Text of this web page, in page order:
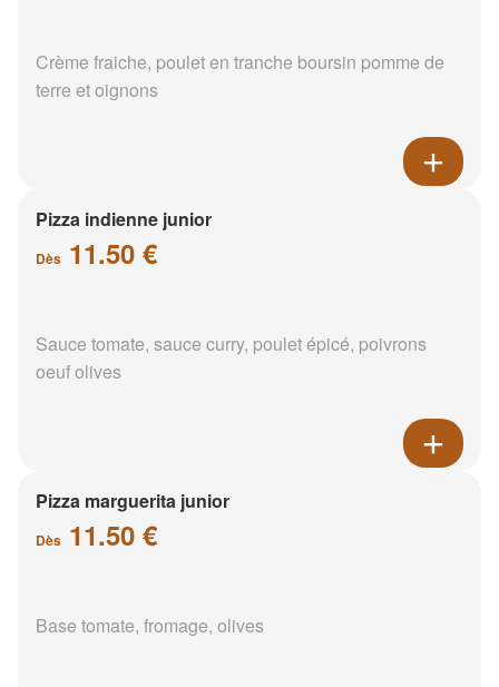
Crème fraiche, poulet en tranche boursin pomme de
terre et oignons
Pizza indienne junior
Dès 11.50 €
Sauce tomate, sauce curry, poulet épicé, poivrons
oeuf olives
Pizza marguerita junior
Dès 11.50 €
Base tomate, fromage, olives